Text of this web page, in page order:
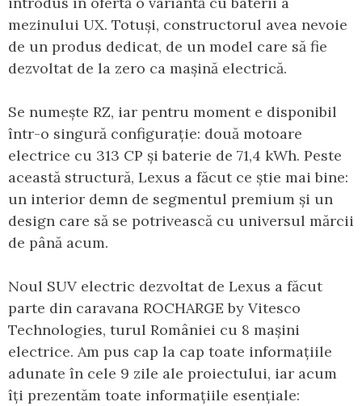
mezinului UX. Totuși, constructorul avea nevoie
de un produs dedicat, de un model care să fie
dezvoltat de la zero ca mașină electrică.
Se numește RZ, iar pentru moment e disponibil
într-o singură configurație: două motoare
electrice cu 313 CP și baterie de 71,4 kWh. Peste
această structură, Lexus a făcut ce știe mai bine:
un interior demn de segmentul premium și un
design care să se potrivească cu universul mărcii
de până acum.
Noul SUV electric dezvoltat de Lexus a făcut
parte din caravana ROCHARGE by Vitesco
Technologies, turul României cu 8 mașini
electrice. Am pus cap la cap toate informațiile
adunate în cele 9 zile ale proiectului, iar acum
îți prezentăm toate informațiile esențiale: